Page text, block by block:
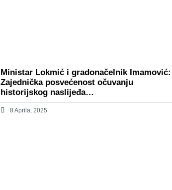
Ministar Lokmić i gradonačelnik Imamović:
Zajednička posvećenost očuvanju
historijskog naslijeđa…
8 Aprila, 2025